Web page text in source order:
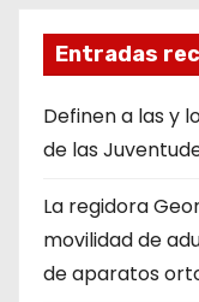
Entradas
Definen a las y
de las
La regidora
movilidad de
de aparatos